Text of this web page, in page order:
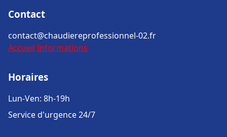
Contact
contact@chaudiereprofessionnel-02.fr
Accueil Informations
Horaires
Lun-Ven: 8h-19h
Service d'urgence 24/7